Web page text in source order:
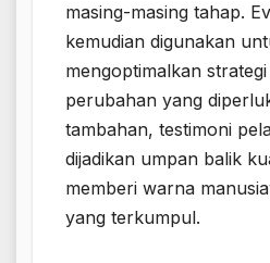
masing-masing tahap.
kemudian digunakan
mengoptimalkan
perubahan yang
tambahan, testimoni
dijadikan umpan balik
memberi warna
yang terkumpul.